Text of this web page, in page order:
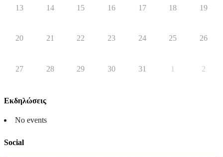
13 14 15 16 17 18 19
20 21 22 23 24 25 26
27 28 29 30 31 1 2
Εκδηλώσεις
No events
Social